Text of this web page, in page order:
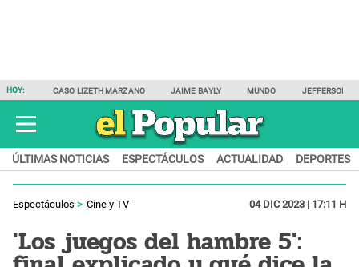
HOY: CASO LIZETH MARZANO JAIME BAYLY MUNDO JEFFERSON
ÚLTIMAS NOTICIAS ESPECTÁCULOS ACTUALIDAD DEPORTES
Espectáculos Cine y TV 04 DIC 2023 | 17:11 H
'Los juegos del hambre 5':